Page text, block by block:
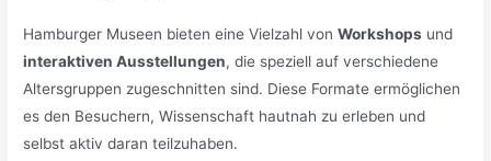
Hamburger Museen bieten eine Vielzahl vonWorkshops und
interaktiven Ausstellungen, die speziell auf verschiedene
Altersgruppen zugeschnitten sind. Diese Formate ermöglichen
es den Besuchern, Wissenschaft hautnah zu erleben und
selbst aktiv daran teilzuhaben.